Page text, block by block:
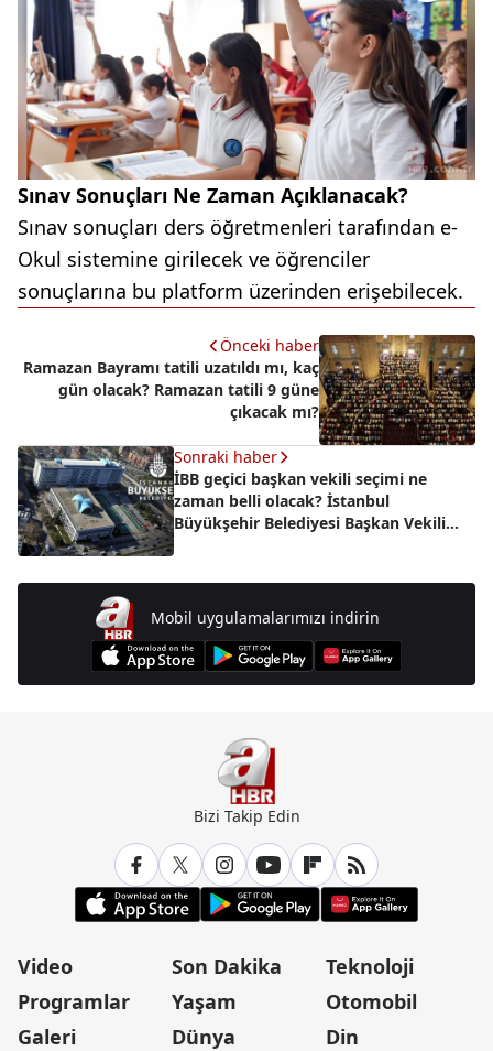
Sınav Sonuçları Ne Zaman Açıklanacak?
Sınav sonuçları ders öğretmenleri tarafından e-
Okul sistemine girilecek ve öğrenciler
sonuçlarına bu platform üzerinden erişebilecek.
Önceki haber
Ramazan Bayramı tatili uzatıldı mı, kaç
gün olacak? Ramazan tatili 9 güne
çıkacak mı?
Sonraki haber
İBB geçici başkan vekili seçimi ne
zaman belli olacak? İstanbul
Büyükşehir Belediyesi Başkan Vekili
Mobil uygulamalarımızı indirin
Bizi Takip Edin
Video
Programlar
Galeri
Son Dakika
Yaşam
Dünya
Teknoloji
Otomobil
Din